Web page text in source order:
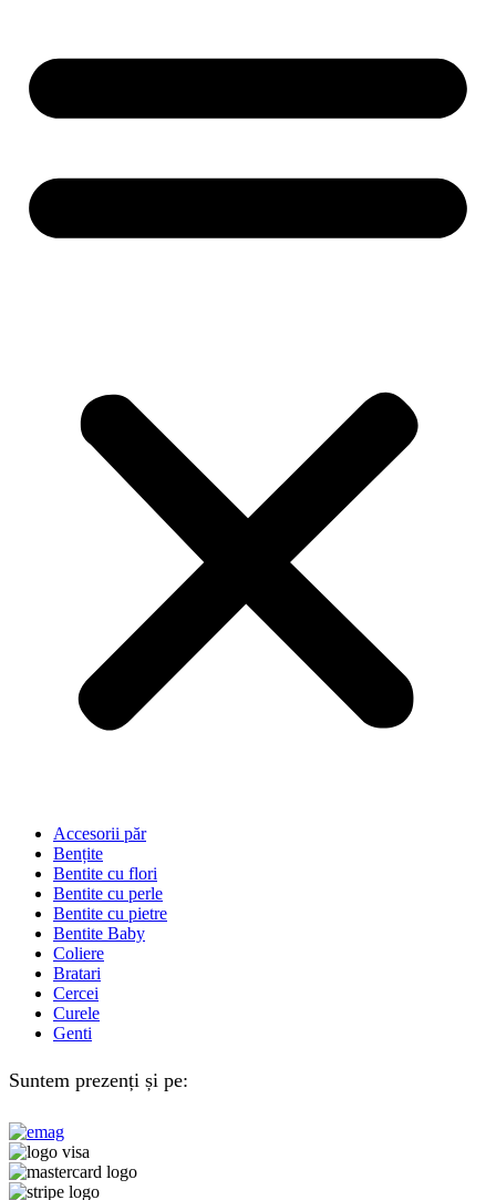
Accesorii păr
Bențite
Bentite cu flori
Bentite cu perle
Bentite cu pietre
Bentite Baby
Coliere
Bratari
Cercei
Curele
Genti
Suntem prezenți și pe: